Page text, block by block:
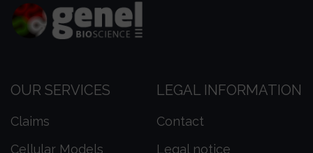
OUR SERVICES
Claims
Cellular Models
LEGAL INFORMATION
Contact
Legal notice